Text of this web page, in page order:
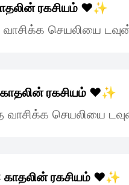
ரகசியம் ❤️✨
செயலியை
ரகசியம் ❤️✨
செயலியை
காதலின் ரகசியம் ❤️✨